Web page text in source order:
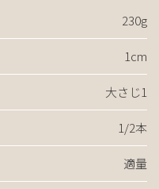
230g
1cm
大さじ1
1/2本
適量